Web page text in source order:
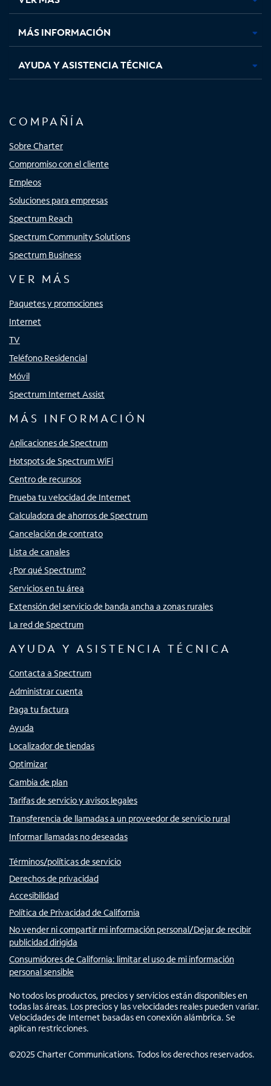
nuevanuevanuevanueva
MÁS INFORMACIÓN
AYUDA Y ASISTENCIA TÉCNICA
COMPAÑÍA
Sobre Charter
Compromiso con el cliente
Empleos
Soluciones para empresas
Spectrum Reach
Spectrum Community Solutions
Spectrum Business
VER MÁS
Paquetes y promociones
Internet
TV
Teléfono Residencial
Móvil
Spectrum Internet Assist
MÁS INFORMACIÓN
Aplicaciones de Spectrum
Hotspots de Spectrum WiFi
Centro de recursos
Prueba tu velocidad de Internet
Calculadora de ahorros de Spectrum
Cancelación de contrato
Lista de canales
¿Por qué Spectrum?
Servicios en tu área
Extensión del servicio de banda ancha a zonas rurales
La red de Spectrum
AYUDA Y ASISTENCIA TÉCNICA
Contacta a Spectrum
Administrar cuenta
Paga tu factura
Ayuda
Localizador de tiendas
Optimizar
Cambia de plan
Tarifas de servicio y avisos legales
Transferencia de llamadas a un proveedor de servicio rural
Informar llamadas no deseadas
Términos/políticas de servicio
Derechos de privacidad
Accesibilidad
Política de Privacidad de California
No vender ni compartir mi información personal/Dejar de recibir
publicidad dirigida
Consumidores de California: limitar el uso de mi información
personal sensible
No todos los productos, precios y servicios están disponibles en
todas las áreas. Los precios y las velocidades reales pueden variar.
Velocidades de Internet basadas en conexión alámbrica. Se
aplican restricciones.
©2025 Charter Communications. Todos los derechos reservados.